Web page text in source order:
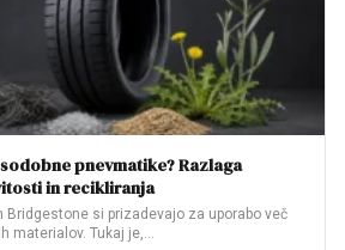
pnevmatike? Razlaga
in recikliranja
Bridgestone si prizadevajo za uporabo več
materialov. Tukaj je,…